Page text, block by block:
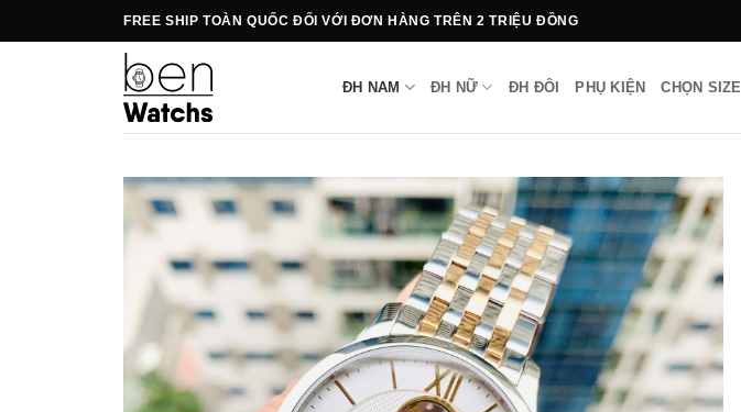
qua
FREE SHIP TOÀN QUỐC ĐỐI VỚI ĐƠN HÀNG TRÊN 2 TRIỆU ĐỒNG
ĐH NAM ĐH NỮ ĐH ĐÔI PHỤ KIỆN CHỌN SIZE